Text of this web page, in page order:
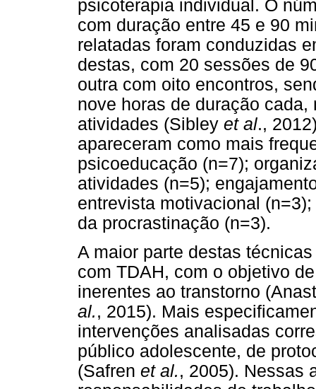
psicoterapia individual. O
com duração entre 45 e 90
relatadas foram conduzidas
destas, com 20 sessões de
outra com oito encontros,
nove horas de duração
atividades (Sibley et al.,
apareceram como mais
psicoeducação (n=7);
atividades (n=5);
entrevista motivacional
da procrastinação (n=3).
A maior parte destas
com TDAH, com o objetivo
inerentes ao transtorno
al., 2015). Mais
intervenções analisadas
público adolescente, de
(Safren et al., 2005). Nessas